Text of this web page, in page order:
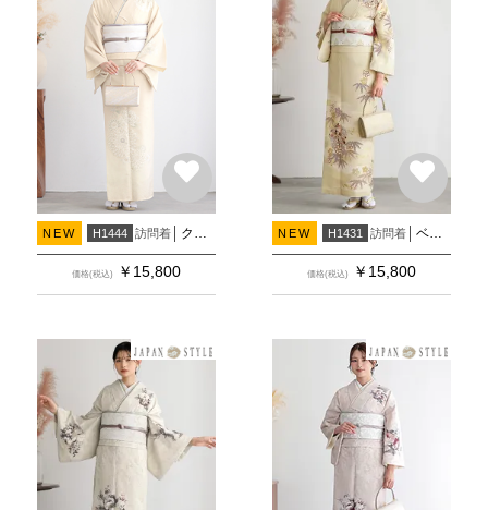
NEW H1444 訪問着 クリーム むじな菊
価格(税込) ￥ 15,800
NEW H1431 訪問着 ベージュ 捻じれ梅に笹(H1472)
価格(税込) ￥ 15,800